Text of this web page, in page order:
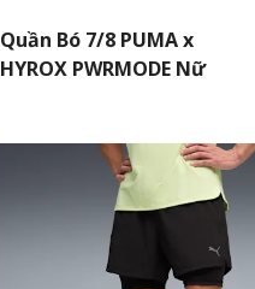
Quần Bó 7/8 PUMA x
HYROX PWRMODE Nữ